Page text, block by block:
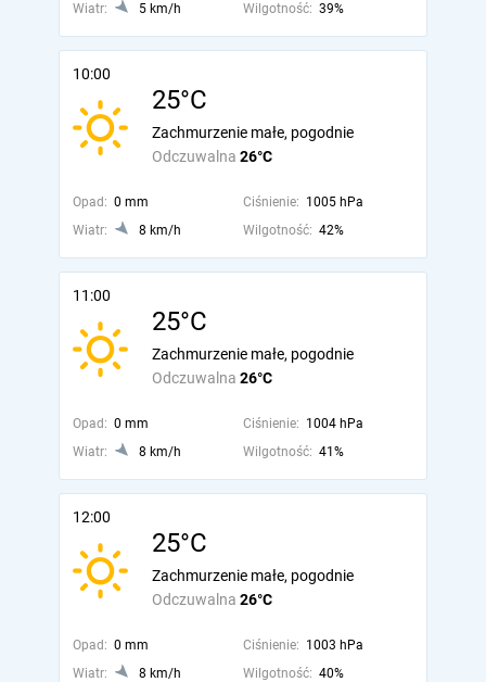
Wiatr:
5 km/h Wilgotność: 39%
10:00
25°C
Odczuwalna 26°C
Zachmurzenie małe, pogodnie
Opad: 0 mm Ciśnienie: 1005 hPa
Wiatr:
8 km/h Wilgotność: 42%
11:00
25°C
Odczuwalna 26°C
Zachmurzenie małe, pogodnie
Opad: 0 mm Ciśnienie: 1004 hPa
Wiatr:
8 km/h Wilgotność: 41%
12:00
25°C
Odczuwalna 26°C
Zachmurzenie małe, pogodnie
Opad: 0 mm Ciśnienie: 1003 hPa
Wiatr:
8 km/h Wilgotność: 40%